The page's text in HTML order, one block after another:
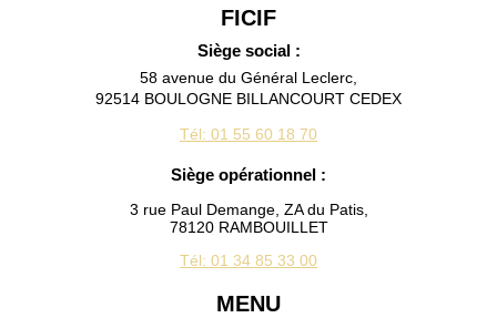
FICIF
Siège social :
58 avenue du Général Leclerc,
92514 BOULOGNE BILLANCOURT CEDEX
Tél: 01 55 60 18 70
Siège opérationnel :
3 rue Paul Demange, ZA du Patis,
78120 RAMBOUILLET
Tél: 01 34 85 33 00
MENU